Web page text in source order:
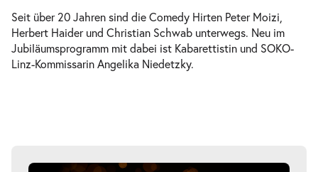
Seit über 20 Jahren sind die Comedy Hirten Peter Moizi,
Herbert Haider und Christian Schwab unterwegs. Neu im
Jubiläumsprogramm mit dabei ist Kabarettistin und SOKO-
Linz-Kommissarin Angelika Niedetzky.